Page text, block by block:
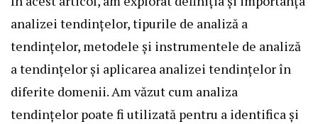
analizei tendințelor, tipurile de analiză a
tendințelor, metodele și instrumentele de analiză
a tendințelor și aplicarea analizei tendințelor în
diferite domenii. Am văzut cum analiza
tendințelor poate fi utilizată pentru a identifica și